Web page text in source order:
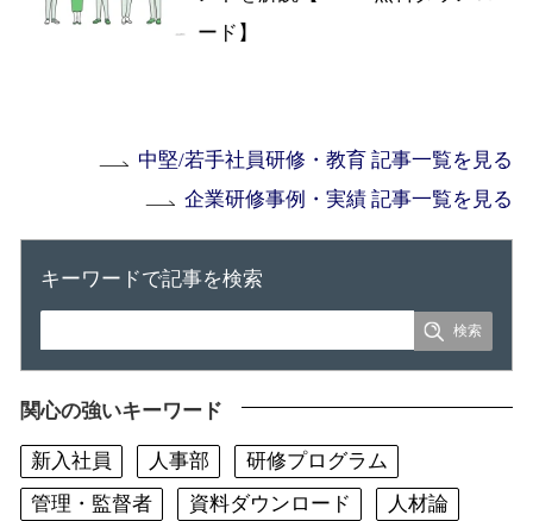
ード】
中堅/若手社員研修・教育 記事一覧を見る
企業研修事例・実績 記事一覧を見る
キーワードで記事を検索
関心の強いキーワード
新入社員 人事部
研修プログラム
管理・監督者
資料ダウンロード
人材論